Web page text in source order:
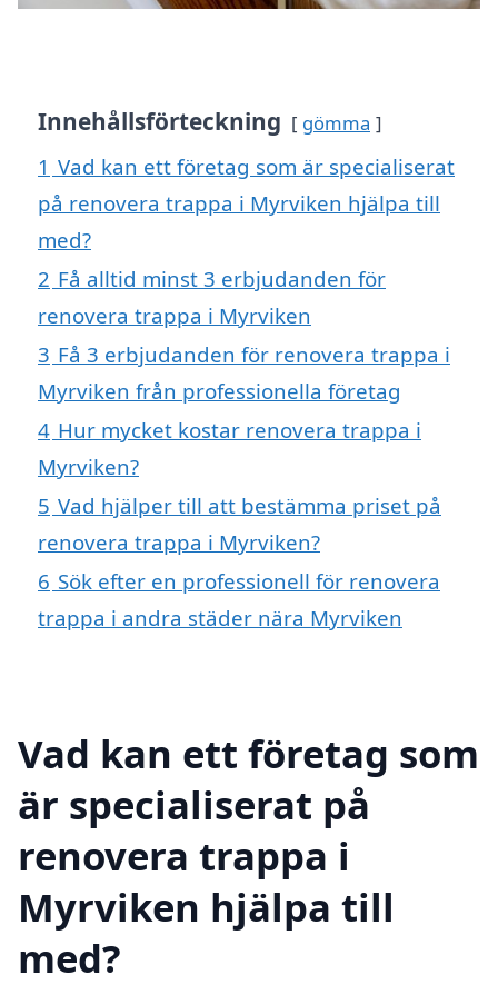
Innehållsförteckning gömma
1 Vad kan ett företag som är specialiserat
på renovera trappa i Myrviken hjälpa till
med?
2 Få alltid minst 3 erbjudanden för
renovera trappa i Myrviken
3 Få 3 erbjudanden för renovera trappa i
Myrviken från professionella företag
4 Hur mycket kostar renovera trappa i
Myrviken?
5 Vad hjälper till att bestämma priset på
renovera trappa i Myrviken?
6 Sök efter en professionell för renovera
trappa i andra städer nära Myrviken
Vad kan ett företag som
är specialiserat på
renovera trappa i
Myrviken hjälpa till
med?